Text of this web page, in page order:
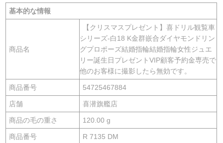
基本的な情報
商品名
【クリスマスプレゼント】喜ドリル観覧車
シリーズ-白18 K金群嵌合ダイヤモンドリン
グプロポーズ結婚指輪結婚指輪女性ジュエ
リー誕生日プレゼントVIP顧客予約金専売で
他のお客様に撮影したら無効です。
商品番号 54725467884
店舗 喜潜旗艦店
商品の毛の重さ 120.00 g
商品番号 R 7135 DM